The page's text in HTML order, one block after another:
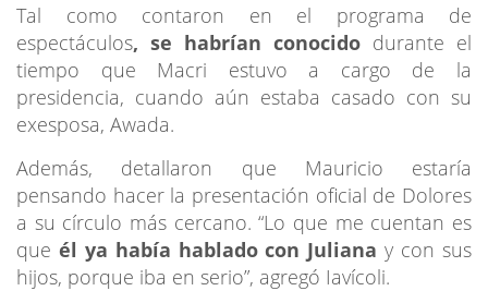
Tal como contaron en el programa de
espectáculos, se habrían conocido durante el
tiempo que Macri estuvo a cargo de la
presidencia, cuando aún estaba casado con su
exesposa, Awada.
Además, detallaron que Mauricio estaría
pensando hacer la presentación oficial de Dolores
a su círculo más cercano. “Lo que me cuentan es
que él ya había hablado con Juliana y con sus
hijos, porque iba en serio”, agregó Iavícoli.